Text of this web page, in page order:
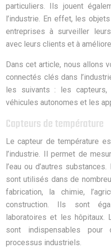
particuliers. Ils jouent
l’industrie. En effet, les
entreprises à surveiller
avec leurs clients et à
Dans cet article, nous allons
connectés clés dans
les suivants : les
véhicules autonomes et les
Capteurs de température
Le capteur de température
l’industrie. Il permet de
l’eau ou d’autres
sont utilisés dans de
fabrication, la chimie,
construction. Ils sont
laboratoires et les hôpitaux.
sont indispensables
processus industriels.